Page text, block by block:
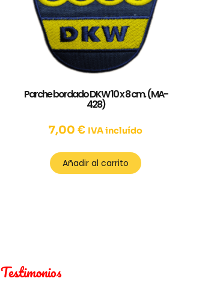
Parche bordado DKW 10 x 8 cm. (MA-
428)
7,00€ IVA incluído
Añadir al carrito
Testimonios